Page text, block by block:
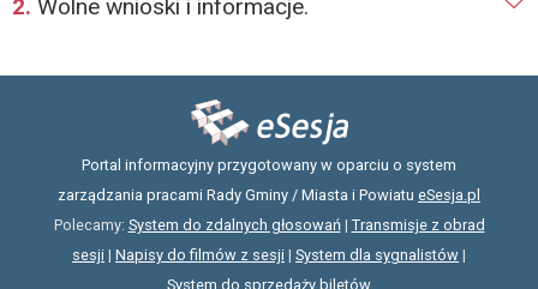
2. Wolne wnioski i informacje.
Portal informacyjny przygotowany w oparciu o system
zarządzania pracami Rady Gminy / Miasta i Powiatu eSesja.pl
Polecamy: System do zdalnych głosowań| Transmisje z obrad
sesji | Napisy do filmów z sesji | System dla sygnalistów |
System do sprzedaży biletów